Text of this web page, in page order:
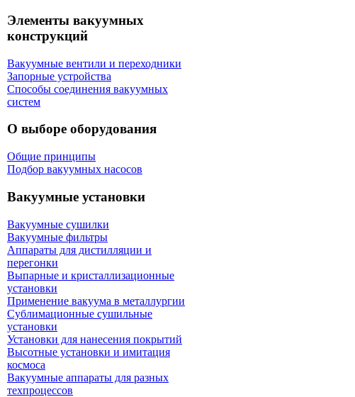
Элементы вакуумных
конструкций
Вакуумные вентили и переходники
Запорные устройства
Способы соединения вакуумных
систем
О выборе оборудования
Общие принципы
Подбор вакуумных насосов
Вакуумные установки
Вакуумные сушилки
Вакуумные фильтры
Аппараты для дистилляции и
перегонки
Выпарные и кристаллизационные
установки
Применение вакуума в металлургии
Сублимационные сушильные
установки
Установки для нанесения покрытий
Высотные установки и имитация
космоса
Вакуумные аппараты для разных
техпроцессов